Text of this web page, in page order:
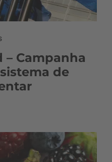
– Campanha
de